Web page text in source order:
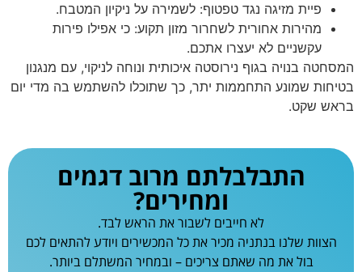
פיית מזיגה נגד טפטוף: לשמירה על ניקיון המטבח.
מהירות אחורית לשחרור מזון תקוע: כי אפילו פירות
עקשניים לא יעצרו אתכם.
המסחטה בנויה בגוף נירוסטה איכותית ונוחה לניקוי, עם מנגנון
בטיחות שמונע התחממות יתר, כך שתוכלו להשתמש בה מדי יום
בראש שקט.
התבלבלתם מרוב דגמים
ומחירים?
לא חייבים לשבור את הראש לבד.
הצוות שלנו בנתניה מכיר את כל המכשירים ויודע להתאים לכם
בול את מה שאתם צריכים – ובמחיר המשתלם ביותר.